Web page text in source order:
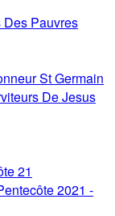
Pauvres
St Germain
De Jesus
21
2021 -